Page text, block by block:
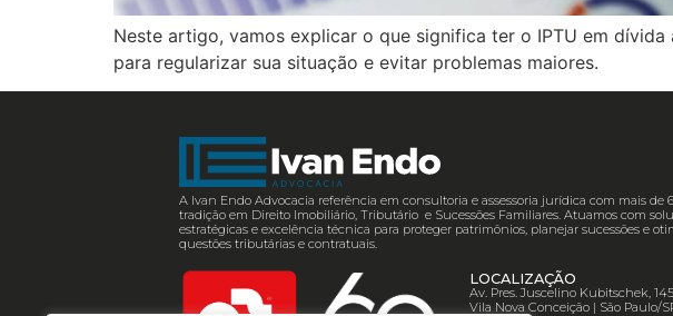
Neste artigo, vamos explicar o que significa ter o IPTU em
para regularizar sua situação e evitar problemas maiores.
A Ivan Endo Advocacia referência em consultoria e assessoria jurídica com mais de
tradição em Direito Imobiliário, Tributário e Sucessões Familiares. Atuamos com
estratégicas e excelência técnica para proteger patrimônios, planejar sucessões e
questões tributárias e contratuais.
LOCALIZAÇÃO
Av. Pres. Juscelino Kubitschek,
Vila Nova Conceição | São Paulo/